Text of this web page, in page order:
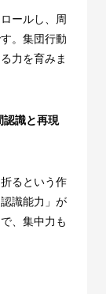
ールし、周
。集団行動
力を育みま
認識と再現
るという作
識能力」が
、集中力も